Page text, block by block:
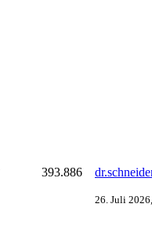
393.886
26. Juli